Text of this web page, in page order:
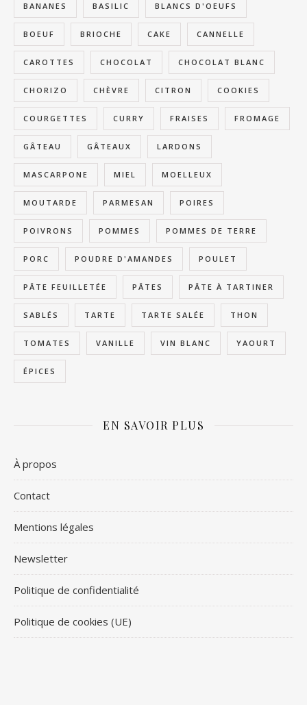
BANANES BASILIC BLANCS D'OEUFS
BOEUF BRIOCHE CAKE CANNELLE
CAROTTES CHOCOLAT CHOCOLAT BLANC
CHORIZO CHÈVRE CITRON COOKIES
COURGETTES CURRY FRAISES FROMAGE
GÂTEAU GÂTEAUX LARDONS
MASCARPONE MIEL MOELLEUX
MOUTARDE PARMESAN POIRES
POIVRONS POMMES POMMES DE TERRE
PORC POUDRE D'AMANDES POULET
PÂTE FEUILLETÉE PÂTES PÂTE À TARTINER
SABLÉS TARTE TARTE SALÉE THON
TOMATES VANILLE VIN BLANC YAOURT
ÉPICES
EN SAVOIR PLUS
À propos
Contact
Mentions légales
Newsletter
Politique de confidentialité
Politique de cookies (UE)